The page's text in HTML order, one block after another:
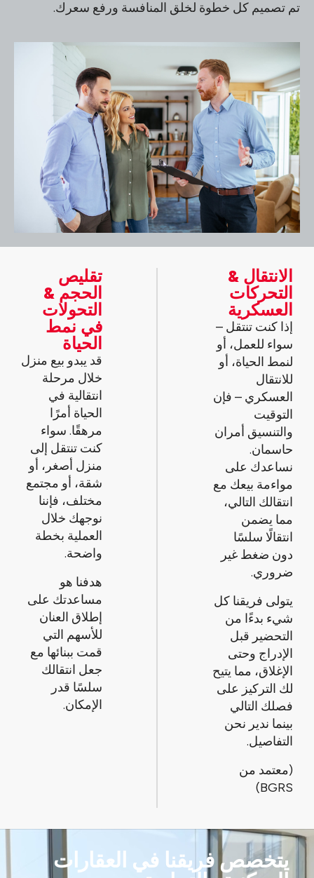
تم تصميم كل خطوة لخلق المنافسة ورفع سعرك.
الانتقال &
التحركات
العسكرية
إذا كنت تنتقل –
سواء للعمل، أو
لنمط الحياة، أو
للانتقال
العسكري – فإن
التوقيت
والتنسيق أمران
حاسمان.
نساعدك على
مواءمة بيعك مع
انتقالك التالي،
مما يضمن
انتقالًا سلسًا
دون ضغط غير
ضروري.
يتولى فريقنا كل
شيء بدءًا من
التحضير قبل
الإدراج وحتى
الإغلاق، مما يتيح
لك التركيز على
فصلك التالي
بينما ندير نحن
التفاصيل.
(معتمد من
BGRS)
تقليص
الحجم &
التحولات
في نمط
الحياة
قد يبدو بيع منزل
خلال مرحلة
انتقالية في
الحياة أمرًا
مرهقًا. سواء
كنت تنتقل إلى
منزل أصغر، أو
شقة، أو مجتمع
مختلف، فإننا
نوجهك خلال
العملية بخطة
واضحة.
هدفنا هو
مساعدتك على
إطلاق العنان
للأسهم التي
قمت ببنائها مع
جعل انتقالك
سلسًا قدر
الإمكان.
يتخصص فريقنا في العقارات